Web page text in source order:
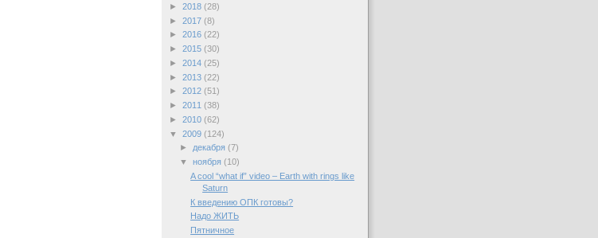
► 2018 (28)
► 2017 (8)
► 2016 (22)
► 2015 (30)
► 2014 (25)
► 2013 (22)
► 2012 (51)
► 2011 (38)
► 2010 (62)
▼ 2009 (124)
►
декабря (7)
▼ ноября (10)
A cool “what if” video – Earth with rings like
Saturn
К введению ОПК готовы?
Надо ЖИТЬ
Пятничное